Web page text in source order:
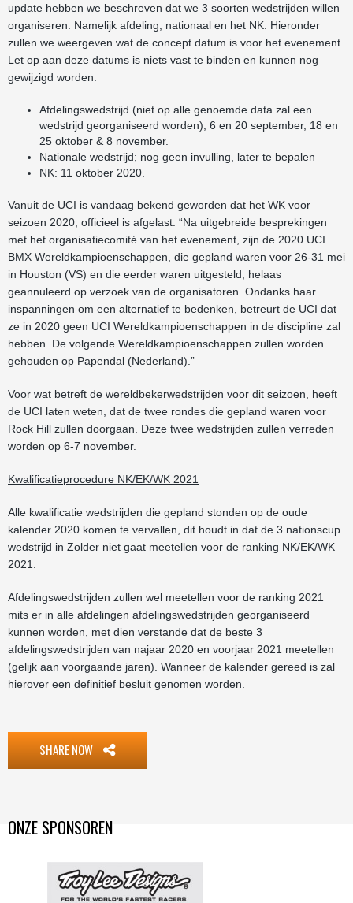
update hebben we beschreven dat we 3 soorten wedstrijden willen
organiseren. Namelijk afdeling, nationaal en het NK. Hieronder
zullen we weergeven wat de concept datum is voor het evenement.
Let op aan deze datums is niets vast te binden en kunnen nog
gewijzigd worden:
Afdelingswedstrijd (niet op alle genoemde data zal een
wedstrijd georganiseerd worden); 6 en 20 september, 18 en
25 oktober & 8 november.
Nationale wedstrijd; nog geen invulling, later te bepalen
NK: 11 oktober 2020.
Vanuit de UCI is vandaag bekend geworden dat het WK voor
seizoen 2020, officieel is afgelast. “Na uitgebreide besprekingen
met het organisatiecomité van het evenement, zijn de 2020 UCI
BMX Wereldkampioenschappen, die gepland waren voor 26-31 mei
in Houston (VS) en die eerder waren uitgesteld, helaas
geannuleerd op verzoek van de organisatoren. Ondanks haar
inspanningen om een ​​alternatief te bedenken, betreurt de UCI dat
ze in 2020 geen UCI Wereldkampioenschappen in de discipline zal
hebben. De volgende Wereldkampioenschappen zullen worden
gehouden op Papendal (Nederland).”
Voor wat betreft de wereldbekerwedstrijden voor dit seizoen, heeft
de UCI laten weten, dat de twee rondes die gepland waren voor
Rock Hill zullen doorgaan. Deze twee wedstrijden zullen verreden
worden op 6-7 november.
Kwalificatieprocedure NK/EK/WK 2021
Alle kwalificatie wedstrijden die gepland stonden op de oude
kalender 2020 komen te vervallen, dit houdt in dat de 3 nationscup
wedstrijd in Zolder niet gaat meetellen voor de ranking NK/EK/WK
2021.
Afdelingswedstrijden zullen wel meetellen voor de ranking 2021
mits er in alle afdelingen afdelingswedstrijden georganiseerd
kunnen worden, met dien verstande dat de beste 3
afdelingswedstrijden van najaar 2020 en voorjaar 2021 meetellen
(gelijk aan voorgaande jaren). Wanneer de kalender gereed is zal
hierover een definitief besluit genomen worden.
SHARE NOW
ONZE SPONSOREN